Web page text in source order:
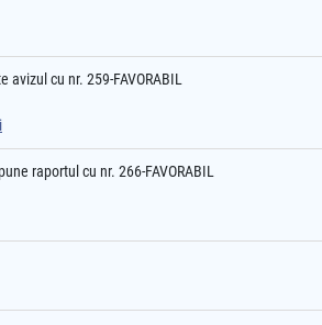
avizul cu nr. 259-FAVORABIL
raportul cu nr. 266-FAVORABIL